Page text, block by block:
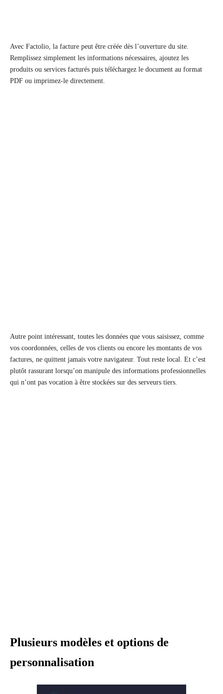
Avec Factolio, la facture peut être créée dès l’ouverture du site.
Remplissez simplement les informations nécessaires, ajoutez les
produits ou services facturés puis téléchargez le document au format
PDF ou imprimez-le directement.
Autre point intéressant, toutes les données que vous saisissez, comme
vos coordonnées, celles de vos clients ou encore les montants de vos
factures, ne quittent jamais votre navigateur. Tout reste local. Et c’est
plutôt rassurant lorsqu’on manipule des informations professionnelles
qui n’ont pas vocation à être stockées sur des serveurs tiers.
Plusieurs modèles et options de
personnalisation